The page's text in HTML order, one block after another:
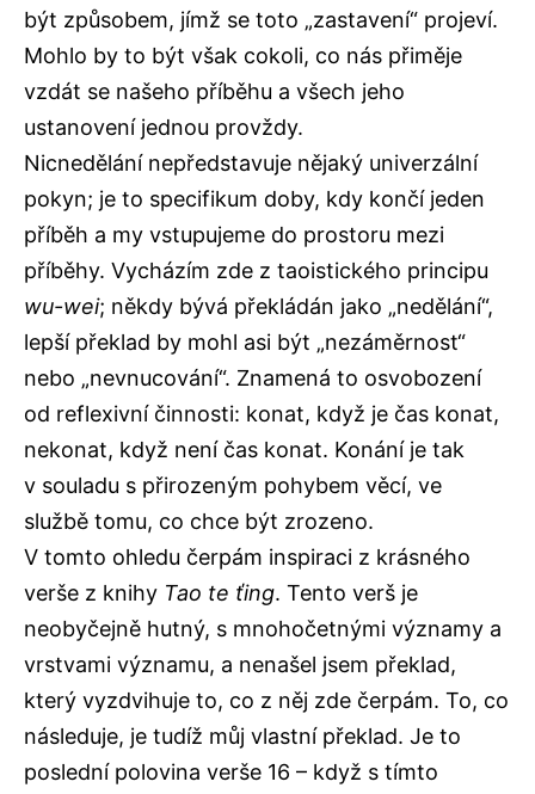
být způsobem, jímž se toto „zastavení“ projeví.
Mohlo by to být však cokoli, co nás přiměje
vzdát se našeho příběhu a všech jeho
ustanovení jednou provždy.
Nicnedělání nepředstavuje nějaký univerzální
pokyn; je to specifikum doby, kdy končí jeden
příběh a my vstupujeme do prostoru mezi
příběhy. Vycházím zde z taoistického principu
wu-wei; někdy bývá překládán jako „nedělání“,
lepší překlad by mohl asi být „nezáměrnost“
nebo „nevnucování“. Znamená to osvobození
od reflexivní činnosti: konat, když je čas konat,
nekonat, když není čas konat. Konání je tak
v souladu s přirozeným pohybem věcí, ve
službě tomu, co chce být zrozeno.
V tomto ohledu čerpám inspiraci z krásného
verše z knihy Tao te ťing. Tento verš je
neobyčejně hutný, s mnohočetnými významy a
vrstvami významu, a nenašel jsem překlad,
který vyzdvihuje to, co z něj zde čerpám. To, co
následuje, je tudíž můj vlastní překlad. Je to
poslední polovina verše 16 – když s tímto